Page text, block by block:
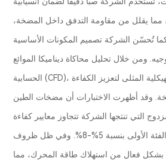
مما يقلل من مقاومة التدفق داخل المضخة،
كما تُحسّن الشركة تصميم المكونات الأساسية
ومن خلال تحليل محاكاة ديناميكا الموائع
الحسابية (CFD)، تحدد الشركة المعلمات الهيكلية المثلى لتعزيز الكفاءة
وقد أظهرت الاختبارات أن مضخات الطين
التي تنتجها الشركة تتجاوز معايير كفاءة
الطاقة الوطنية من الفئة الأولى بنسبة 5%-8%. وفي ظل ظروف
بشكل فعال من استهلاك طاقة المحرك، مما